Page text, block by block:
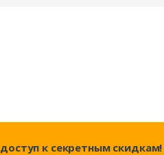
доступ к секретным скидкам!